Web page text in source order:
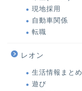
現地採用
自動車関係
転職
レオン
生活情報まとめ
遊び